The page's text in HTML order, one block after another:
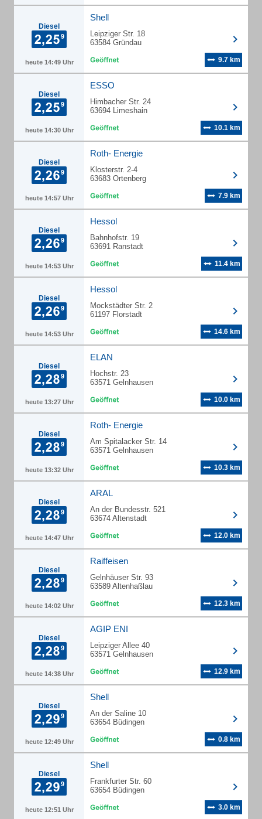
Diesel
heute 14:49 Uhr
Shell
Leipziger Str. 18
63584 Gründau
9.7 km
Diesel
heute 14:30 Uhr
ESSO
Himbacher Str. 24
63694 Limeshain
10.1 km
Diesel
heute 14:57 Uhr
Roth- Energie
Klosterstr. 2-4
63683 Ortenberg
7.9 km
Diesel
heute 14:53 Uhr
Hessol
Bahnhofstr. 19
63691 Ranstadt
11.4 km
Diesel
heute 14:53 Uhr
Hessol
Mockstädter Str. 2
61197 Florstadt
14.6 km
Diesel
heute 13:27 Uhr
ELAN
Hochstr. 23
63571 Gelnhausen
10.0 km
Diesel
heute 13:32 Uhr
Roth- Energie
Am Spitalacker Str. 14
63571 Gelnhausen
10.3 km
Diesel
heute 14:47 Uhr
ARAL
An der Bundesstr. 521
63674 Altenstadt
12.0 km
Diesel
heute 14:02 Uhr
Raiffeisen
Gelnhäuser Str. 93
63589 Altenhaßlau
12.3 km
Diesel
heute 14:38 Uhr
AGIP ENI
Leipziger Allee 40
63571 Gelnhausen
12.9 km
Diesel
heute 12:49 Uhr
Shell
An der Saline 10
63654 Büdingen
0.8 km
Diesel
heute 12:51 Uhr
Shell
Frankfurter Str. 60
63654 Büdingen
3.0 km